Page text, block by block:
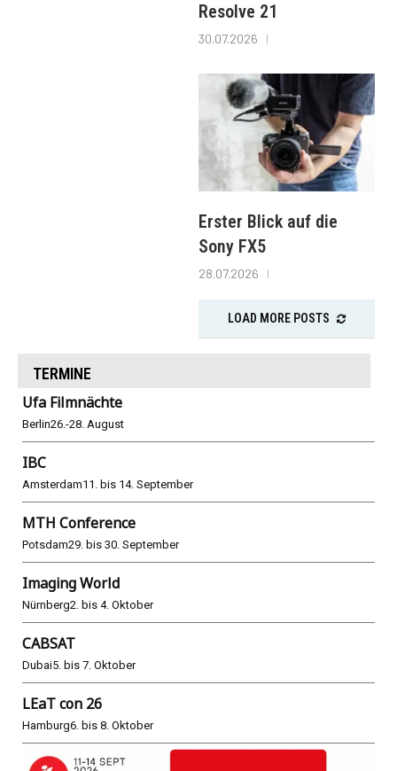
Resolve 21
30.07.2026
Erster Blick auf die
Sony FX5
28.07.2026
LOAD MORE POSTS
TERMINE
Ufa Filmnächte
Berlin26.-28. August
IBC
Amsterdam11. bis 14. September
MTH Conference
Potsdam29. bis 30. September
Imaging World
Nürnberg2. bis 4. Oktober
CABSAT
Dubai5. bis 7. Oktober
LEaT con 26
Hamburg6. bis 8. Oktober